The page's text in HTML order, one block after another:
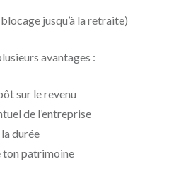
jusqu’à la retraite)
avantages :
sur le revenu
de l’entreprise
durée
patrimoine